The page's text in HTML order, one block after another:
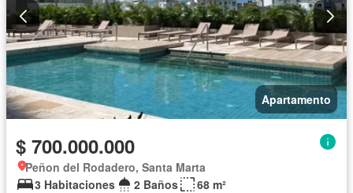
Apartamento
$ 700.000.000
Peñon del Rodadero, Santa Marta
3 Habitaciones
2 Baños
68 m²